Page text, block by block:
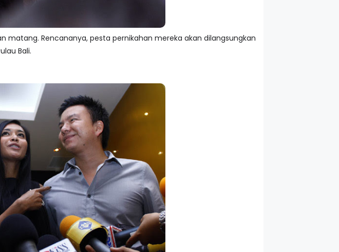
matang. Rencananya, pesta pernikahan mereka akan dilangsungkan
Bali.